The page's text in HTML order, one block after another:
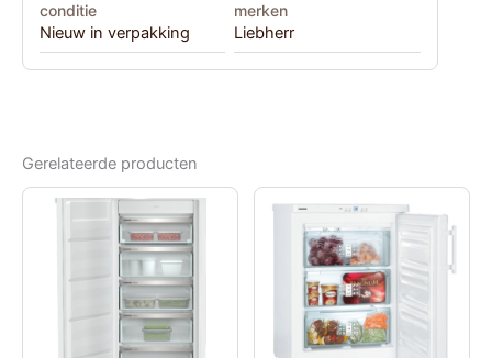
conditie
Nieuw in verpakking
merken
Liebherr
Gerelateerde producten